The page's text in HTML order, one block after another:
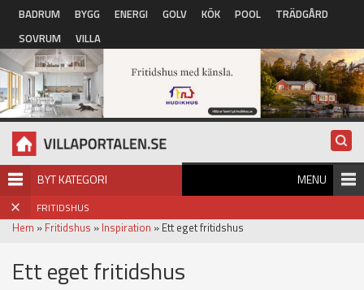
Hoppa till huvudinnehåll
BADRUM BYGG ENERGI GOLV KÖK POOL
TRÄDGÅRD
SOVRUM
VILLA
BYT KATEGORI MENU
FRITIDSHUS
Hem » Fritidshus » Inspiration » Ett eget fritidshus
Ett eget fritidshus